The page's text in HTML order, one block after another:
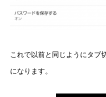
これで以前と同じようにタブ
になります。